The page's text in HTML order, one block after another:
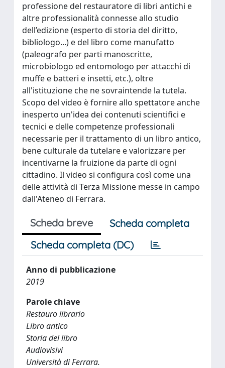
professione del restauratore di libri antichi e
altre professionalità connesse allo studio
dell’edizione (esperto di storia del diritto,
bibliologo...) e del libro come manufatto
(paleografo per parti manoscritte,
microbiologo ed entomologo per attacchi di
muffe e batteri e insetti, etc.), oltre
all'istituzione che ne sovraintende la tutela.
Scopo del video è fornire allo spettatore anche
inesperto un'idea dei contenuti scientifici e
tecnici e delle competenze professionali
necessarie per il trattamento di un libro antico,
bene culturale da tutelare e valorizzare per
incentivarne la fruizione da parte di ogni
cittadino. Il video si configura così come una
delle attività di Terza Missione messe in campo
dall'Ateneo di Ferrara.
Scheda breve
Scheda completa
Scheda completa (DC)
Anno di pubblicazione
2019
Parole chiave
Restauro librario
Libro antico
Storia del libro
Audiovisivi
Università di Ferrara.